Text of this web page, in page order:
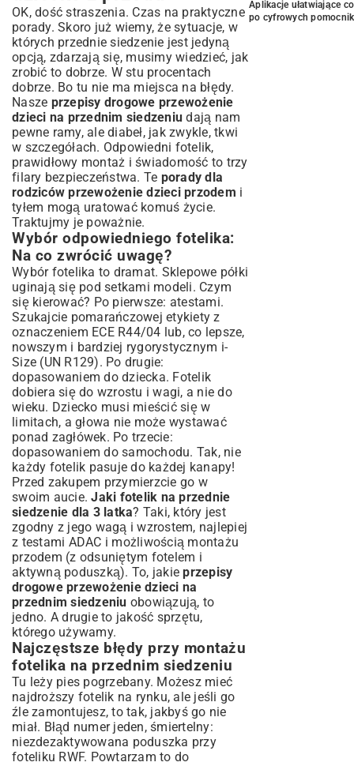
OK, dość straszenia. Czas na praktyczne
porady. Skoro już wiemy, że sytuacje, w
których przednie siedzenie jest jedyną
opcją, zdarzają się, musimy wiedzieć, jak
zrobić to dobrze. W stu procentach
dobrze. Bo tu nie ma miejsca na błędy.
Nasze przepisy drogowe przewożenie
dzieci na przednim siedzeniu dają nam
pewne ramy, ale diabeł, jak zwykle, tkwi
w szczegółach. Odpowiedni fotelik,
prawidłowy montaż i świadomość to trzy
filary bezpieczeństwa. Te porady dla
rodziców przewożenie dzieci przodem i
tyłem mogą uratować komuś życie.
Traktujmy je poważnie.
Wybór odpowiedniego fotelika:
Na co zwrócić uwagę?
Wybór fotelika to dramat. Sklepowe półki
uginają się pod setkami modeli. Czym
się kierować? Po pierwsze: atestami.
Szukajcie pomarańczowej etykiety z
oznaczeniem ECE R44/04 lub, co lepsze,
nowszym i bardziej rygorystycznym i-
Size (UN R129). Po drugie:
dopasowaniem do dziecka. Fotelik
dobiera się do wzrostu i wagi, a nie do
wieku. Dziecko musi mieścić się w
limitach, a głowa nie może wystawać
ponad zagłówek. Po trzecie:
dopasowaniem do samochodu. Tak, nie
każdy fotelik pasuje do każdej kanapy!
Przed zakupem przymierzcie go w
swoim aucie.Jaki fotelik na przednie
siedzenie dla 3 latka? Taki, który jest
zgodny z jego wagą i wzrostem, najlepiej
z testami ADAC i możliwością montażu
przodem (z odsuniętym fotelem i
aktywną poduszką). To, jakieprzepisy
drogowe przewożenie dzieci na
przednim siedzeniu obowiązują, to
jedno. A drugie to jakość sprzętu,
którego używamy.
Najczęstsze błędy przy montażu
fotelika na przednim siedzeniu
Tu leży pies pogrzebany. Możesz mieć
najdroższy fotelik na rynku, ale jeśli go
źle zamontujesz, to tak, jakbyś go nie
miał. Błąd numer jeden, śmiertelny:
niezdezaktywowana poduszka przy
foteliku RWF. Powtarzam to do
Aplikacje ułatwiające
po cyfrowych